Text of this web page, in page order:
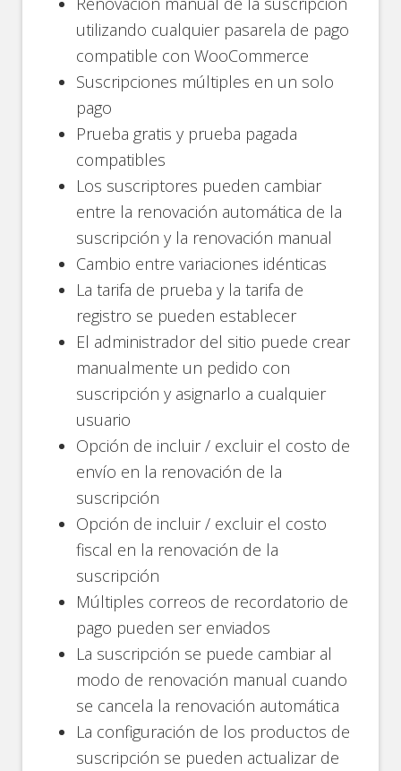
utilizando cualquier pasarela de pago
compatible con WooCommerce
Suscripciones múltiples en un solo
pago
Prueba gratis y prueba pagada
compatibles
Los suscriptores pueden cambiar
entre la renovación automática de la
suscripción y la renovación manual
Cambio entre variaciones idénticas
La tarifa de prueba y la tarifa de
registro se pueden establecer
El administrador del sitio puede crear
manualmente un pedido con
suscripción y asignarlo a cualquier
usuario
Opción de incluir / excluir el costo de
envío en la renovación de la
suscripción
Opción de incluir / excluir el costo
fiscal en la renovación de la
suscripción
Múltiples correos de recordatorio de
pago pueden ser enviados
La suscripción se puede cambiar al
modo de renovación manual cuando
se cancela la renovación automática
La configuración de los productos de
suscripción se pueden actualizar de